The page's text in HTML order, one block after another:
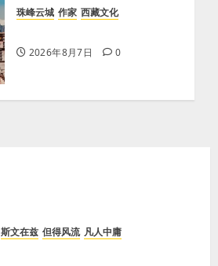
珠峰云城 作家 西藏文化
2026年8月7日 0
斯文在兹 但得风流 凡人中庸